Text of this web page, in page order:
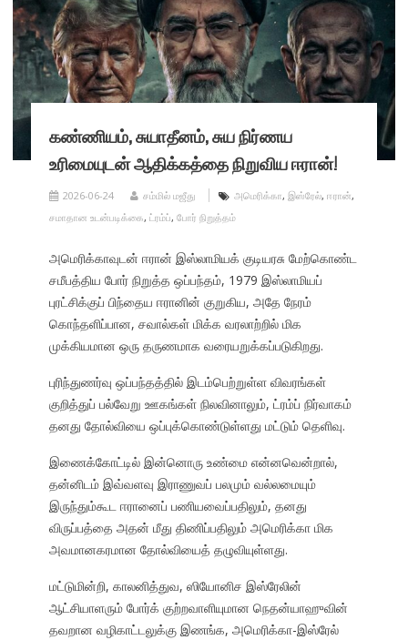
கண்ணியம், சுயாதீனம், சுய நிர்ணய
உரிமையுடன் ஆதிக்கத்தை நிறுவிய ஈரான்!
2026-06-24 சம்மில் மஜீது அமெரிக்கா, இஸ்ரேல், ஈரான்,
சமாதான உடன்படிக்கை, ட்ரம்ப், போர் நிறுத்தம்
அமெரிக்காவுடன் ஈரான் இஸ்லாமியக் குடியரசு மேற்கொண்ட
சமீபத்திய போர் நிறுத்த ஒப்பந்தம், 1979 இஸ்லாமியப்
புரட்சிக்குப் பிந்தைய ஈரானின் குறுகிய, அதே நேரம்
கொந்தளிப்பான, சவால்கள் மிக்க வரலாற்றில் மிக
முக்கியமான ஒரு தருணமாக வரையறுக்கப்படுகிறது.
புரிந்துணர்வு ஒப்பந்தத்தில் இடம்பெற்றுள்ள விவரங்கள்
குறித்துப் பல்வேறு ஊகங்கள் நிலவினாலும், ட்ரம்ப் நிர்வாகம்
தனது தோல்வியை ஒப்புக்கொண்டுள்ளது மட்டும் தெளிவு.
இணைக்கோட்டில் இன்னொரு உண்மை என்னவென்றால்,
தன்னிடம் இவ்வளவு இராணுவப் பலமும் வல்லமையும்
இருந்தும்கூட ஈரானைப் பணியவைப்பதிலும், தனது
விருப்பத்தை அதன் மீது திணிப்பதிலும் அமெரிக்கா மிக
அவமானகரமான தோல்வியைத் தழுவியுள்ளது.
மட்டுமின்றி, காலனித்துவ, ஸியோனிச இஸ்ரேலின்
ஆட்சியாளரும் போர்க் குற்றவாளியுமான நெதன்யாஹுவின்
தவறான வழிகாட்டலுக்கு இணங்க, அமெரிக்கா-இஸ்ரேல்